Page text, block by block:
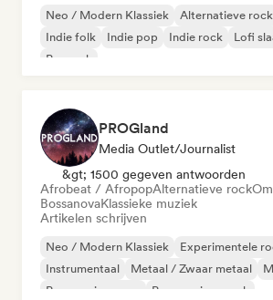
Neo / Modern Klassiek Alternatieve rock
Indie folk
Indie pop Indie rock
Lofi
Poprock
PROGland
Media Outlet/Journalist
&gt; 1500 gegeven antwoorden
Afrobeat / AfropopAlternatieve rock
BossanovaKlassieke muziek
Artikelen schrijven
Neo / Modern Klassiek Experimentele
Instrumentaal
Metaal / Zwaar metaal
Progressieve pop
Progressieve rock